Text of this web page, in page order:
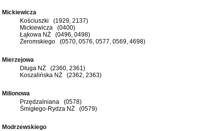
Mickiewicza
Kościuszki (1929, 2137)
Mickiewicza (0400)
Łąkowa NŻ (0496, 0498)
Żeromskiego (0570, 0576, 0577, 0569, 4698)
Mierzejowa
Długa NŻ (2360, 2361)
Koszalińska NŻ (2362, 2363)
Milionowa
Przędzalniana (0578)
Śmigłego-Rydza NŻ (0579)
Modrzewskiego